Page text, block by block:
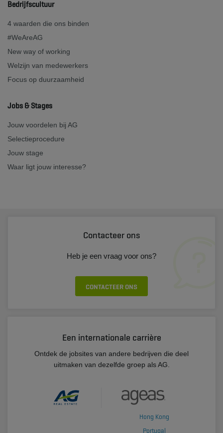
Bedrijfscultuur
4 waarden die ons binden
#WeAreAG
New way of working
Welzijn van medewerkers
Focus op duurzaamheid
Jobs & Stages
Jouw voordelen bij AG
Selectieprocedure
Jouw stage
Waar ligt jouw interesse?
Contacteer ons
Heb je een vraag voor ons?
CONTACTEER ONS
Een internationale carrière
Ontdek de jobsites van andere bedrijven die deel
uitmaken van dezelfde groep als AG.
Hong Kong
Portugal